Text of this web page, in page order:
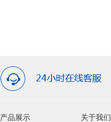
产品展示 关于我们